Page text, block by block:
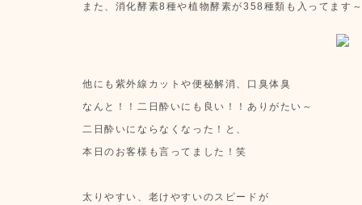
また、消化酵素8種や植物酵素が358種類も入ってます
他にも紫外線カットや便秘解消、口臭体臭
なんと！！二日酔いにも良い！！ありがたい～
二日酔いにならなくなった！と、
本日のお客様も言ってました！笑
太りやすい、老けやすいのスピードが